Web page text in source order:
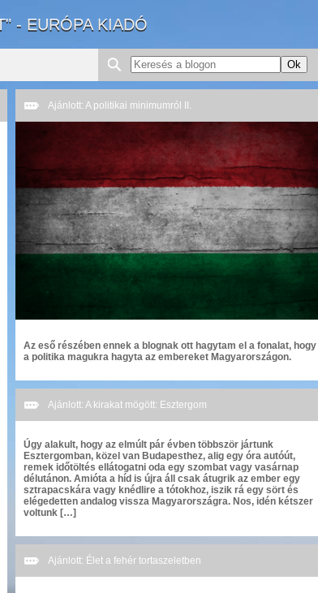
- EURÓPA KIADÓ
Ajánlott: A politikai minimumról II.
Az eső részében ennek a blognak ott hagytam el a fonalat, hogy
a politika magukra hagyta az embereket Magyarországon.
Ajánlott: A kirakat mögött: Esztergom
Úgy alakult, hogy az elmúlt pár évben többször jártunk
Esztergomban, közel van Budapesthez, alig egy óra autóút,
remek időtöltés ellátogatni oda egy szombat vagy vasárnap
délutánon. Amióta a híd is újra áll csak átugrik az ember egy
sztrapacskára vagy knédlire a tótokhoz, iszik rá egy sört és
elégedetten andalog vissza Magyarországra. Nos, idén kétszer
voltunk […]
Ajánlott: Élet a fehér tortaszeletben